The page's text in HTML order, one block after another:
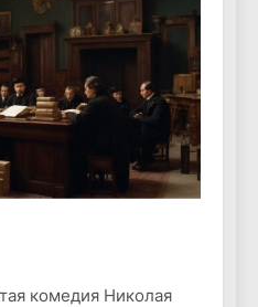
комедия Николая